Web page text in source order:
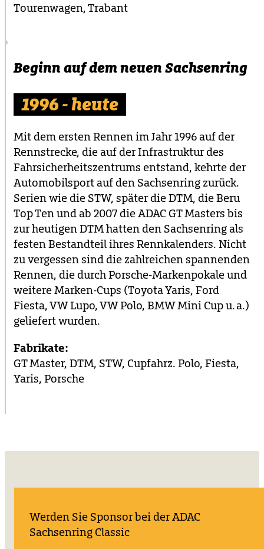
Tourenwagen, Trabant
Beginn auf dem neuen Sachsenring
1996 - heute
Mit dem ersten Rennen im Jahr 1996 auf der
Rennstrecke, die auf der Infrastruktur des
Fahrsicherheitszentrums entstand, kehrte der
Automobilsport auf den Sachsenring zurück.
Serien wie die STW, später die DTM, die Beru
Top Ten und ab 2007 die ADAC GT Masters bis
zur heutigen DTM hatten den Sachsenring als
festen Bestandteil ihres Rennkalenders. Nicht
zu vergessen sind die zahlreichen spannenden
Rennen, die durch Porsche‑Markenpokale und
weitere Marken‑Cups (Toyota Yaris, Ford
Fiesta, VW Lupo, VW Polo, BMW Mini Cup u. a.)
geliefert wurden.
Fabrikate:
GT Master, DTM, STW, Cupfahrz. Polo, Fiesta,
Yaris, Porsche
Werden Sie Sponsor bei der ADAC
Sachsenring Classic